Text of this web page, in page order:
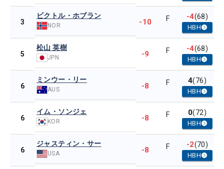
3
ビクトル・ホブラン
NOR -10 F -4(68)
HBH
5
松山 英樹
JPN -9 F -4(68)
HBH
6
ミンウー・リー
AUS -8 F 4(76)
HBH
6
イム・ソンジェ
KOR -8 F 0(72)
HBH
6
ジャスティン・サー
USA -8 F -2(70)
HBH